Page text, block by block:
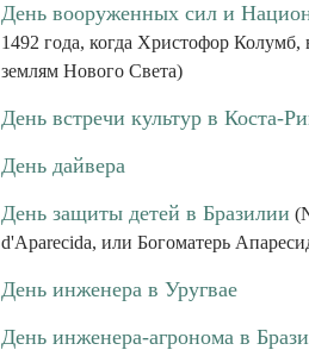
День вооруженных сил и
1492 года, когда Христофор
землям Нового Света)
День встречи культур в Коста-
День дайвера
День защиты детей в Бразилии
d'Aparecida, или Богоматерь
День инженера в Уругвае
День инженера-агронома в